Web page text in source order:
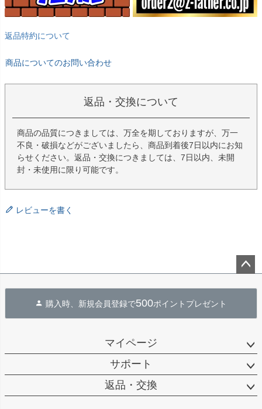
返品特約について
商品についてのお問い合わせ
返品・交換について
商品の品質につきましては、万全を期しておりますが、万一
不良・破損などがございましたら、商品到着後7日以内にお知
らせください。返品・交換につきましては、7日以内、未開
封・未使用に限り可能です。
レビューを書く
へ
購入時、新規会員登録で500ポイントプレゼント
マイページ
サポート
返品・交換